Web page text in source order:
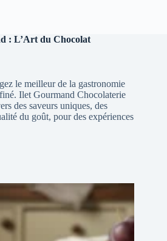
: L’Art du Chocolat
le meilleur de la gastronomie
Ilet Gourmand Chocolaterie
des saveurs uniques, des
du goût, pour des expériences